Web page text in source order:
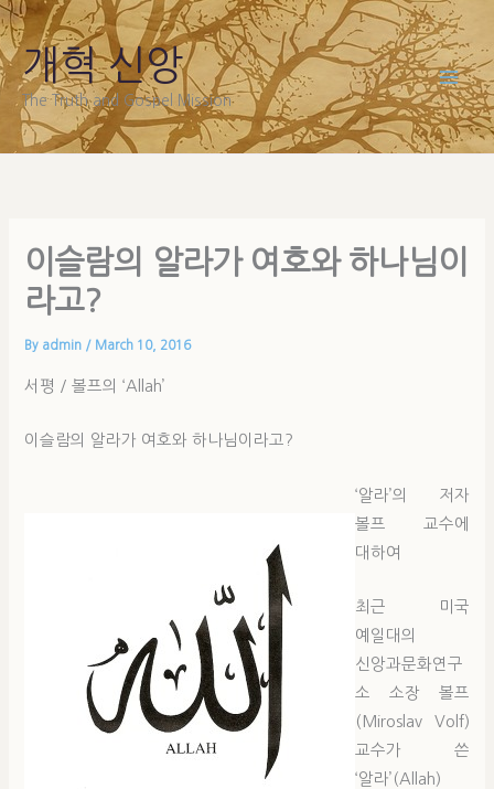
Skip
to
content
개혁 신앙
The Truth and Gospel Mission
이슬람의 알라가 여호와 하나님이
라고?
By admin / March 10, 2016
서평 / 볼프의 ‘Allah’
이슬람의 알라가 여호와 하나님이라고?
‘알라’의 저자
볼프 교수에
대하여
최근 미국
예일대의
신앙과문화연구
소 소장 볼프
(Miroslav Volf)
교수가 쓴
‘알라’(Allah)